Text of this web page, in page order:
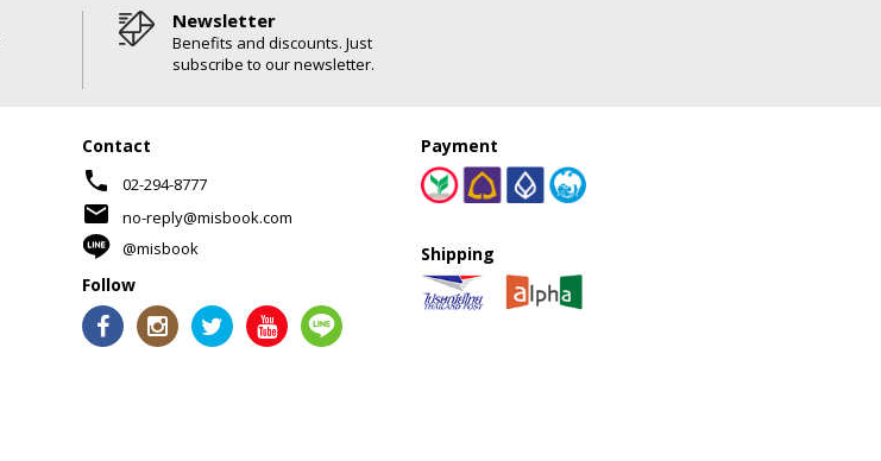
Newsletter
Benefits and discounts. Just
subscribe to our newsletter.
Contact
phone 02-294-8777
mail
no-reply@misbook.com
@misbook
Follow
Payment
Shipping